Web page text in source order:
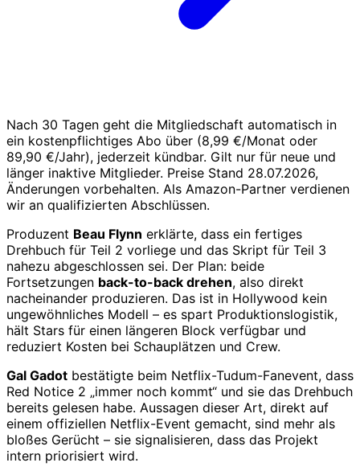
Nach 30 Tagen geht die Mitgliedschaft automatisch in
ein kostenpflichtiges Abo über (8,99 €/Monat oder
89,90 €/Jahr), jederzeit kündbar. Gilt nur für neue und
länger inaktive Mitglieder. Preise Stand 28.07.2026,
Änderungen vorbehalten. Als Amazon-Partner verdienen
wir an qualifizierten Abschlüssen.
Produzent Beau Flynn erklärte, dass ein fertiges
Drehbuch für Teil 2 vorliege und das Skript für Teil 3
nahezu abgeschlossen sei. Der Plan: beide
Fortsetzungen back-to-back drehen, also direkt
nacheinander produzieren. Das ist in Hollywood kein
ungewöhnliches Modell – es spart Produktionslogistik,
hält Stars für einen längeren Block verfügbar und
reduziert Kosten bei Schauplätzen und Crew.
Gal Gadot bestätigte beim Netflix-Tudum-Fanevent, dass
Red Notice 2 „immer noch kommt“ und sie das Drehbuch
bereits gelesen habe. Aussagen dieser Art, direkt auf
einem offiziellen Netflix-Event gemacht, sind mehr als
bloßes Gerücht – sie signalisieren, dass das Projekt
intern priorisiert wird.